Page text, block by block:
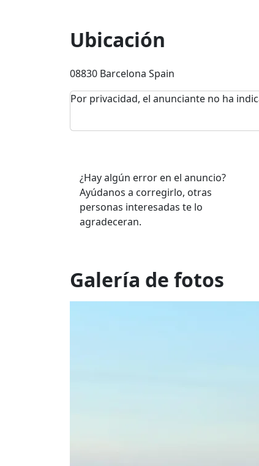
Ubicación
08830 Barcelona Spain
Por privacidad, el anunciante no ha
¿Hay algún error en el anuncio?
Ayúdanos a corregirlo, otras
personas interesadas te lo
agradeceran.
Galería de fotos